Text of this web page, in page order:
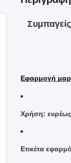
Εφαρμογή
Χρήση: ευρέως
Ετικέτα